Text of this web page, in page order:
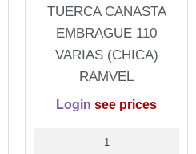
TUERCA CANASTA
EMBRAGUE 110
VARIAS (CHICA)
RAMVEL
Login see prices